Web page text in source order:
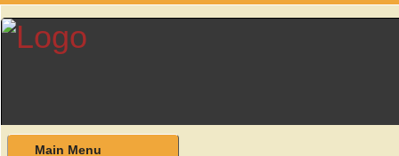
Main Menu